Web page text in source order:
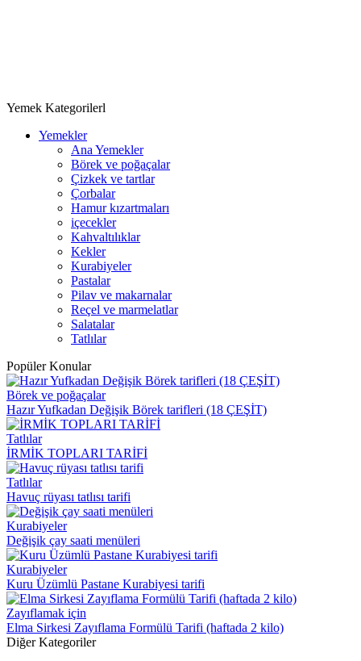
Yemek Kategorilerl
Yemekler
Ana Yemekler
Börek ve poğaçalar
Çizkek ve tartlar
Çorbalar
Hamur kızartmaları
içecekler
Kahvaltılıklar
Kekler
Kurabiyeler
Pastalar
Pilav ve makarnalar
Reçel ve marmelatlar
Salatalar
Tatlılar
Popüler Konular
Börek ve poğaçalar
Hazır Yufkadan Değişik Börek tarifleri (18 ÇEŞİT)
Tatlılar
İRMİK TOPLARI TARİFİ
Tatlılar
Havuç rüyası tatlısı tarifi
Kurabiyeler
Değişik çay saati menüleri
Kurabiyeler
Kuru Üzümlü Pastane Kurabiyesi tarifi
Zayıflamak için
Elma Sirkesi Zayıflama Formülü Tarifi (haftada 2 kilo)
Diğer Kategoriler